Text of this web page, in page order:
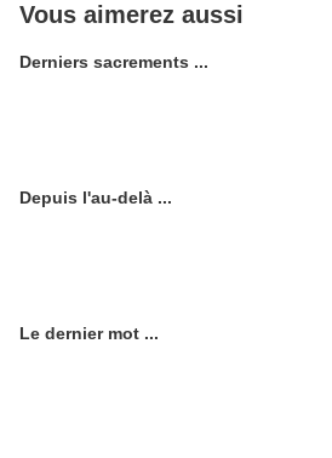
Vous aimerez aussi
Derniers sacrements ...
Depuis l'au-delà ...
Le dernier mot ...